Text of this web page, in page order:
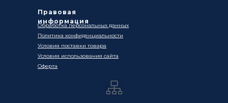
Обработка персональных данных
Политика конфиденциальности
Условия поставки товара
Оферта
Условия использования сайта
Правовая
информация